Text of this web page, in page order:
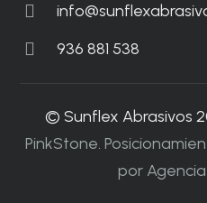
936 881 538
© Sunflex Abrasivos
PinkStone.
por